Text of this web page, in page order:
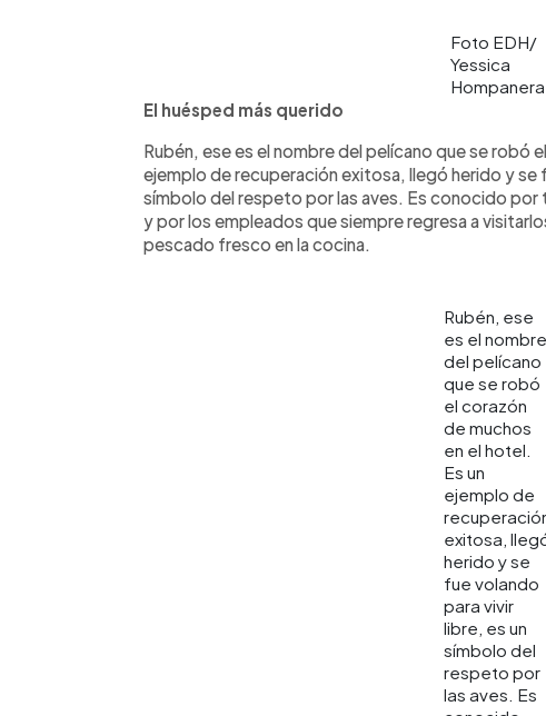
Foto EDH/
Yessica
Hompanera
El huésped más querido
Rubén, ese es el nombre del pelícano que se robó
ejemplo de recuperación exitosa, llegó herido y se
símbolo del respeto por las aves. Es conocido
y por los empleados que siempre regresa a
pescado fresco en la cocina.
Rubén, ese
es el nombre
del pelícano
que se robó
el corazón
de muchos
en el hotel.
Es un
ejemplo de
exitosa,
herido y se
fue volando
para vivir
libre, es un
símbolo del
respeto por
las aves. Es